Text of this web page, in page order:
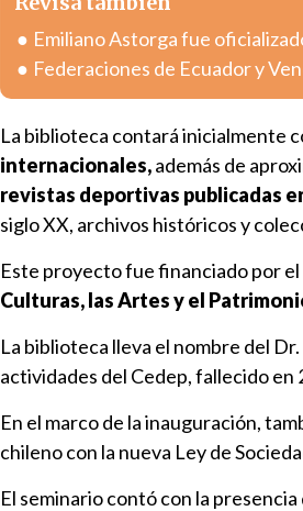
Emiliano Astorga fue
Federaciones de Ecuador y
La biblioteca contará inicialmente
internacionales,además de
revistas deportivas publicadas
siglo XX, archivos históricos y
Este proyecto fue financiado por el
Culturas, las Artes y el
La biblioteca lleva el nombre del
actividades del Cedep, fallecido en
En el marco de la inauguración,
chileno con la nueva Ley de
El seminario contó con la